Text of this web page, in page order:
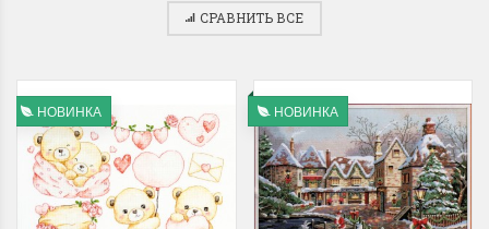
СРАВНИТЬ ВСЕ
НОВИНКА НОВИНКА